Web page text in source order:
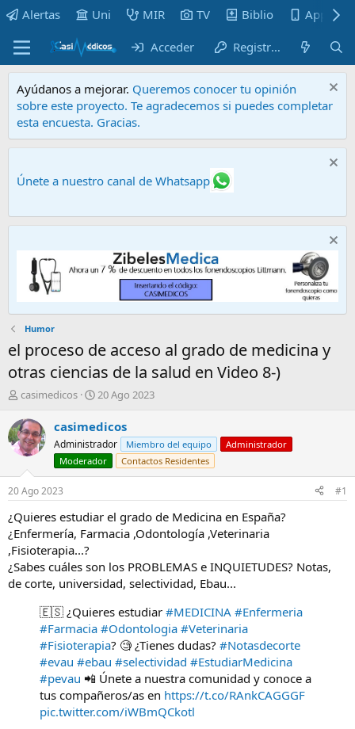
Alertas Uni MIR TV Biblio Apps
Acceder Registrarse
Ayúdanos a mejorar. Queremos conocer tu opinión
sobre este proyecto. Te agradecemos si puedes completar
esta encuesta. Gracias.
Únete a nuestro canal de Whatsapp
Humor
el proceso de acceso al grado de medicina y
otras ciencias de la salud en Video 8-)
A
t
o
r
casimedicos
F
c
a
d
e
i
c
o
20 Ago 2023
casimedicos
Administrador Miembro del equipo
Administrador
Moderador
Contactos Residentes
20 Ago 2023 #1
¿Quieres estudiar el grado de Medicina en España?
¿Enfermería, Farmacia ,Odontología ,Veterinaria
,Fisioterapia...?
¿Sabes cuáles son los PROBLEMAS e INQUIETUDES? Notas,
de corte, universidad, selectividad, Ebau...
🇪🇸 ¿Quieres estudiar #MEDICINA #Enfermeria
#Farmacia #Odontologia #Veterinaria
#Fisioterapia? 🧐 ¿Tienes dudas? #Notasdecorte
#evau #ebau #selectividad #EstudiarMedicina
#pevau 📲 Únete a nuestra comunidad y conoce a
tus compañeros/as en https://t.co/RAnkCAGGGF
pic.twitter.com/iWBmQCkotl